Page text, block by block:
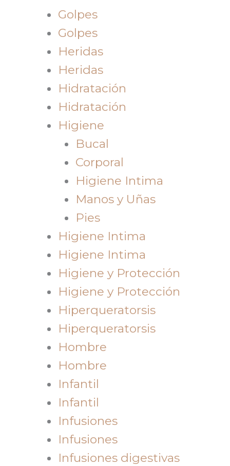
Golpes
Golpes
Heridas
Heridas
Hidratación
Hidratación
Higiene
Bucal
Corporal
Higiene Intima
Manos y Uñas
Pies
Higiene Intima
Higiene Intima
Higiene y Protección
Higiene y Protección
Hiperqueratorsis
Hiperqueratorsis
Hombre
Hombre
Infantil
Infantil
Infusiones
Infusiones
Infusiones digestivas